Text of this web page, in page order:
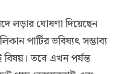
লড়ার ঘোষণা দিয়েছেন
পার্টির ভবিষ্যৎ সম্ভাব্য
বিষয়। তবে এখন পর্যন্ত